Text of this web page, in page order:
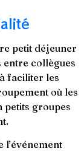
petit déjeuner
entre collègues
faciliter les
où les
petits groupes
l’événement